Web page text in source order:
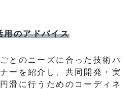
用のアドバイス
とのニーズに合った技術パ
ーを紹介し、共同開発・実
滑に行うためのコーディネ